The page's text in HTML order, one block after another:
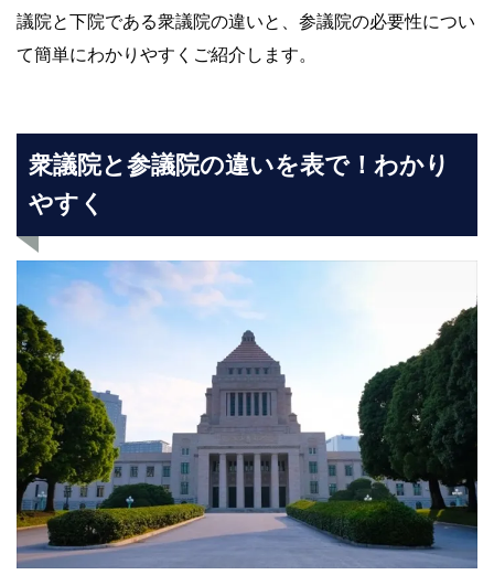
議院と下院である衆議院の違いと、参議院の必要性につい
て簡単にわかりやすくご紹介します。
衆議院と参議院の違いを表で！わかり
やすく